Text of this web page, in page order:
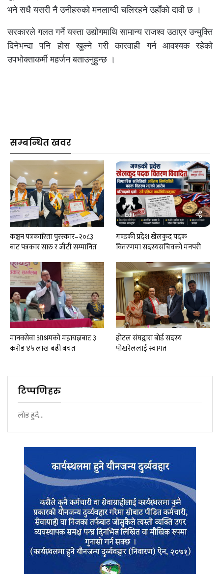
भने सधै यसरी नै उनीहरुको मनलाग्दी चलिरहने उहाँको दावी छ ।
सरकारले गलत गर्ने यस्ता उद्योगमाथि सामान्य राजश्व उठाएर उन्मुक्ति
दिनेभन्दा पनि होस खुल्ने गरी कारवाही गर्न आवश्यक रहेको
उपभोक्ताकर्मी महर्जन बताउनुहुन्छ ।
सम्बन्धित खवर
कञ्चन पत्रकारिता पुरस्कार–२०८३
बाट पत्रकार सारु र जीटी सम्मानित
गण्डकी प्रदेश खेलकुद पदक
वितरणमा सदस्यसचिवकाे मनपरी
मानवसेवा आश्रमकाे‌ महायज्ञबाट ३
करोड ४५ लाख बढी बचत
होटल संघद्वारा बोर्ड सदस्य
पोखरेललाई स्वागत
टिप्पणिहरु
लोड हुदै...